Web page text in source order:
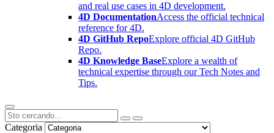
and real use cases in 4D development.
4D DocumentationAccess the official technical
reference for 4D.
4D GitHub RepoExplore official 4D GitHub
Repo.
4D Knowledge BaseExplore a wealth of
technical expertise through our Tech Notes and
Tips.
Categoria